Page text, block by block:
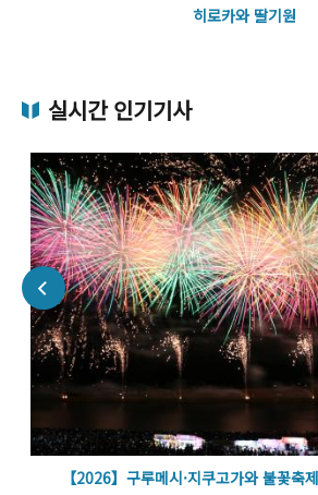
히로카와 딸기원
실시간 인기기사
【2026】구루메시·지쿠고가와 불꽃축